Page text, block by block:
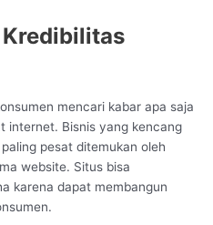
mencari kabar apa saja
internet. Bisnis yang kencang
pesat ditemukan oleh
website. Situs bisa
karena dapat membangun